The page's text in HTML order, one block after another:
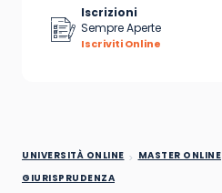
Iscrizioni
Sempre Aperte
Iscriviti Online
UNIVERSITÀ ONLINE MASTER ONLINE
GIURISPRUDENZA